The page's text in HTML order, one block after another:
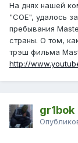
На днях нашей
"COE", удалось
пребывания
страны. О том,
трэш фильма
http://
gr1bok